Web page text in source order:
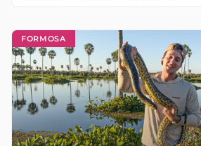
FORMOSA